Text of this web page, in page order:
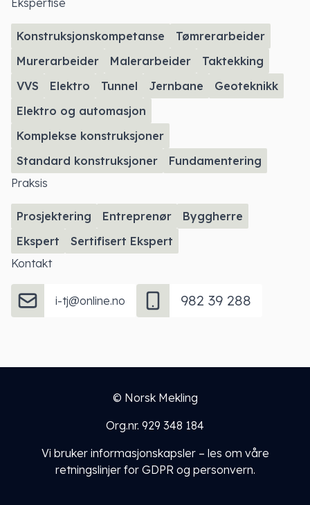
Ekspertise
Konstruksjonskompetanse
Tømrerarbeider
Murerarbeider
Malerarbeider
Taktekking
VVS
Elektro Tunnel Jernbane
Geoteknikk
Elektro og automasjon
Komplekse konstruksjoner
Standard konstruksjoner
Fundamentering
Praksis
Prosjektering Entreprenør
Byggherre
Ekspert
Sertifisert Ekspert
Kontakt
i-tj@online.no 982 39 288
© Norsk Mekling
Org.nr. 929 348 184
Vi bruker informasjonskapsler – les om våre
retningslinjer for GDPR og personvern.